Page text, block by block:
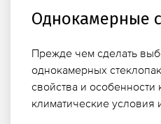
Однокамерные
Прежде чем сделать
однокамерных
свойства и особенности
климатические условия